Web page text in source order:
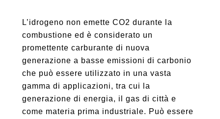
L’idrogeno non emette CO2 durante la
combustione ed è considerato un
promettente carburante di nuova
generazione a basse emissioni di carbonio
che può essere utilizzato in una vasta
gamma di applicazioni, tra cui la
generazione di energia, il gas di città e
come materia prima industriale. Può essere